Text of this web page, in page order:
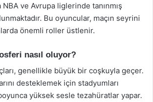
NBA ve Avrupa liglerinde tanınmış
Bu oyuncular, maçın seyrini
önemli roller üstlenir.
nasıl oluyor?
genellikle büyük bir coşkuyla geçer.
desteklemek için stadyumları
yüksek sesle tezahüratlar yapar.